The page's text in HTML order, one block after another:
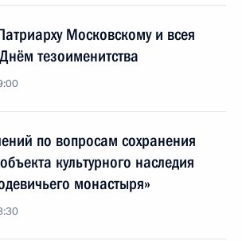
Московскому и всея
тезоименитства
по вопросам сохранения
культурного наследия
монастыря»